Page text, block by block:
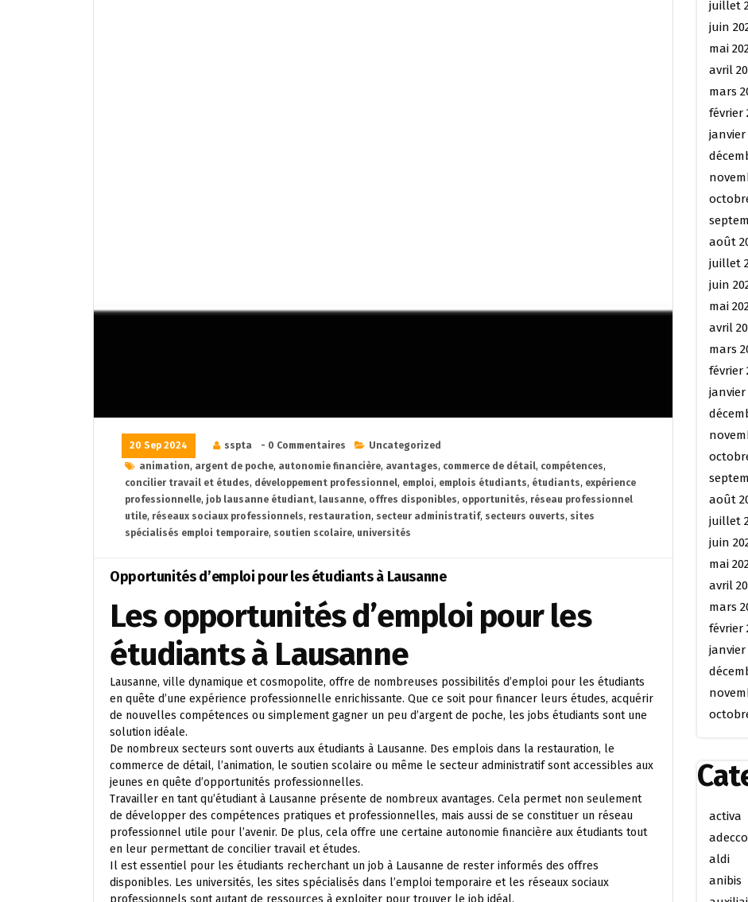
20 Sep 2024 sspta - 0 Commentaires
Uncategorized
animation, argent de poche, autonomie financière, avantages, commerce de détail, compétences,
concilier travail et études, développement professionnel, emploi, emplois étudiants, étudiants, expérience
professionnelle, job lausanne étudiant, lausanne, offres disponibles, opportunités, réseau professionnel
utile, réseaux sociaux professionnels, restauration, secteur administratif, secteurs ouverts, sites
spécialisés emploi temporaire, soutien scolaire, universités
Opportunités d’emploi pour les étudiants à Lausanne
Les opportunités d’emploi pour les
étudiants à Lausanne
Lausanne, ville dynamique et cosmopolite, offre de nombreuses possibilités d’emploi pour les étudiants
en quête d’une expérience professionnelle enrichissante. Que ce soit pour financer leurs études, acquérir
de nouvelles compétences ou simplement gagner un peu d’argent de poche, les jobs étudiants sont une
solution idéale.
De nombreux secteurs sont ouverts aux étudiants à Lausanne. Des emplois dans la restauration, le
commerce de détail, l’animation, le soutien scolaire ou même le secteur administratif sont accessibles aux
jeunes en quête d’opportunités professionnelles.
Travailler en tant qu’étudiant à Lausanne présente de nombreux avantages. Cela permet non seulement
de développer des compétences pratiques et professionnelles, mais aussi de se constituer un réseau
professionnel utile pour l’avenir. De plus, cela offre une certaine autonomie financière aux étudiants tout
en leur permettant de concilier travail et études.
Il est essentiel pour les étudiants recherchant un job à Lausanne de rester informés des offres
disponibles. Les universités, les sites spécialisés dans l’emploi temporaire et les réseaux sociaux
professionnels sont autant de ressources à exploiter pour trouver le job idéal.
juillet
juin
mai
avril
mars
février
janvier
août
juillet
juin
mai
avril
mars
février
janvier
août
juillet
juin
mai
avril
mars
février
janvier
activa
adecco
aldi
anibis